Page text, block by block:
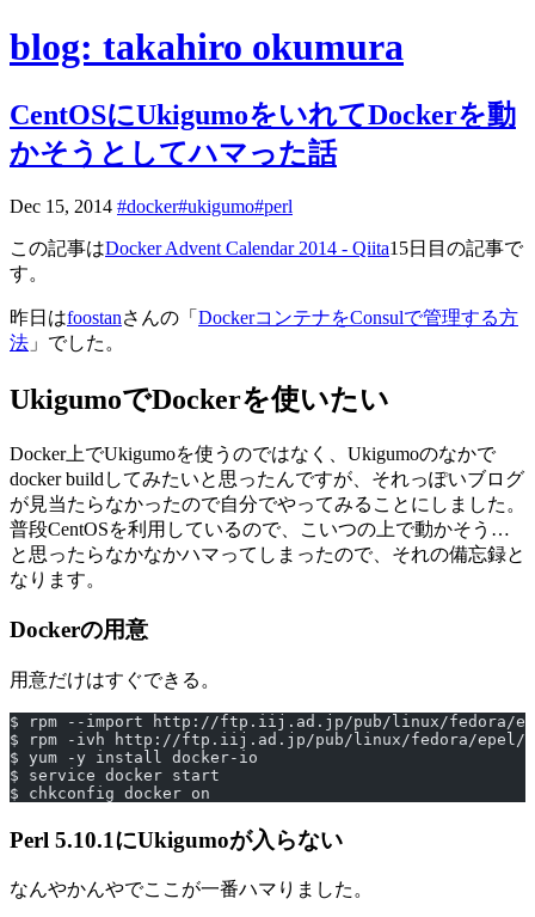
blog: takahiro okumura
CentOSにUkigumoをいれてDockerを動
かそうとしてハマった話
Dec 15, 2014 #docker#ukigumo#perl
この記事はDocker Advent Calendar 2014 - Qiita15日目の記事で
す。
昨日はfoostanさんの「 DockerコンテナをConsulで管理する方
法 」でした。
UkigumoでDockerを使いたい
Docker上でUkigumoを使うのではなく、Ukigumoのなかで
docker buildしてみたいと思ったんですが、それっぽいブログ
が見当たらなかったので自分でやってみることにしました。
普段CentOSを利用しているので、こいつの上で動かそう…
と思ったらなかなかハマってしまったので、それの備忘録と
なります。
Dockerの用意
用意だけはすぐできる。
$ rpm --import http://ftp.iij.ad.jp/pub/linux/fedora/epel/
$ rpm -ivh http://ftp.iij.ad.jp/pub/linux/fedora/epel/6/
$ yum -y install docker-io
$ service docker start
$ chkconfig docker on
Perl 5.10.1にUkigumoが入らない
なんやかんやでここが一番ハマりました。